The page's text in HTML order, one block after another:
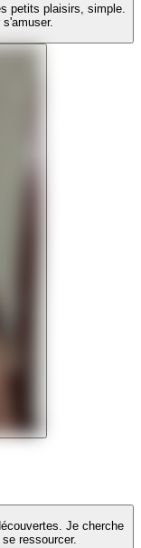
petits plaisirs, simple.
Je cherche
ressourcer.